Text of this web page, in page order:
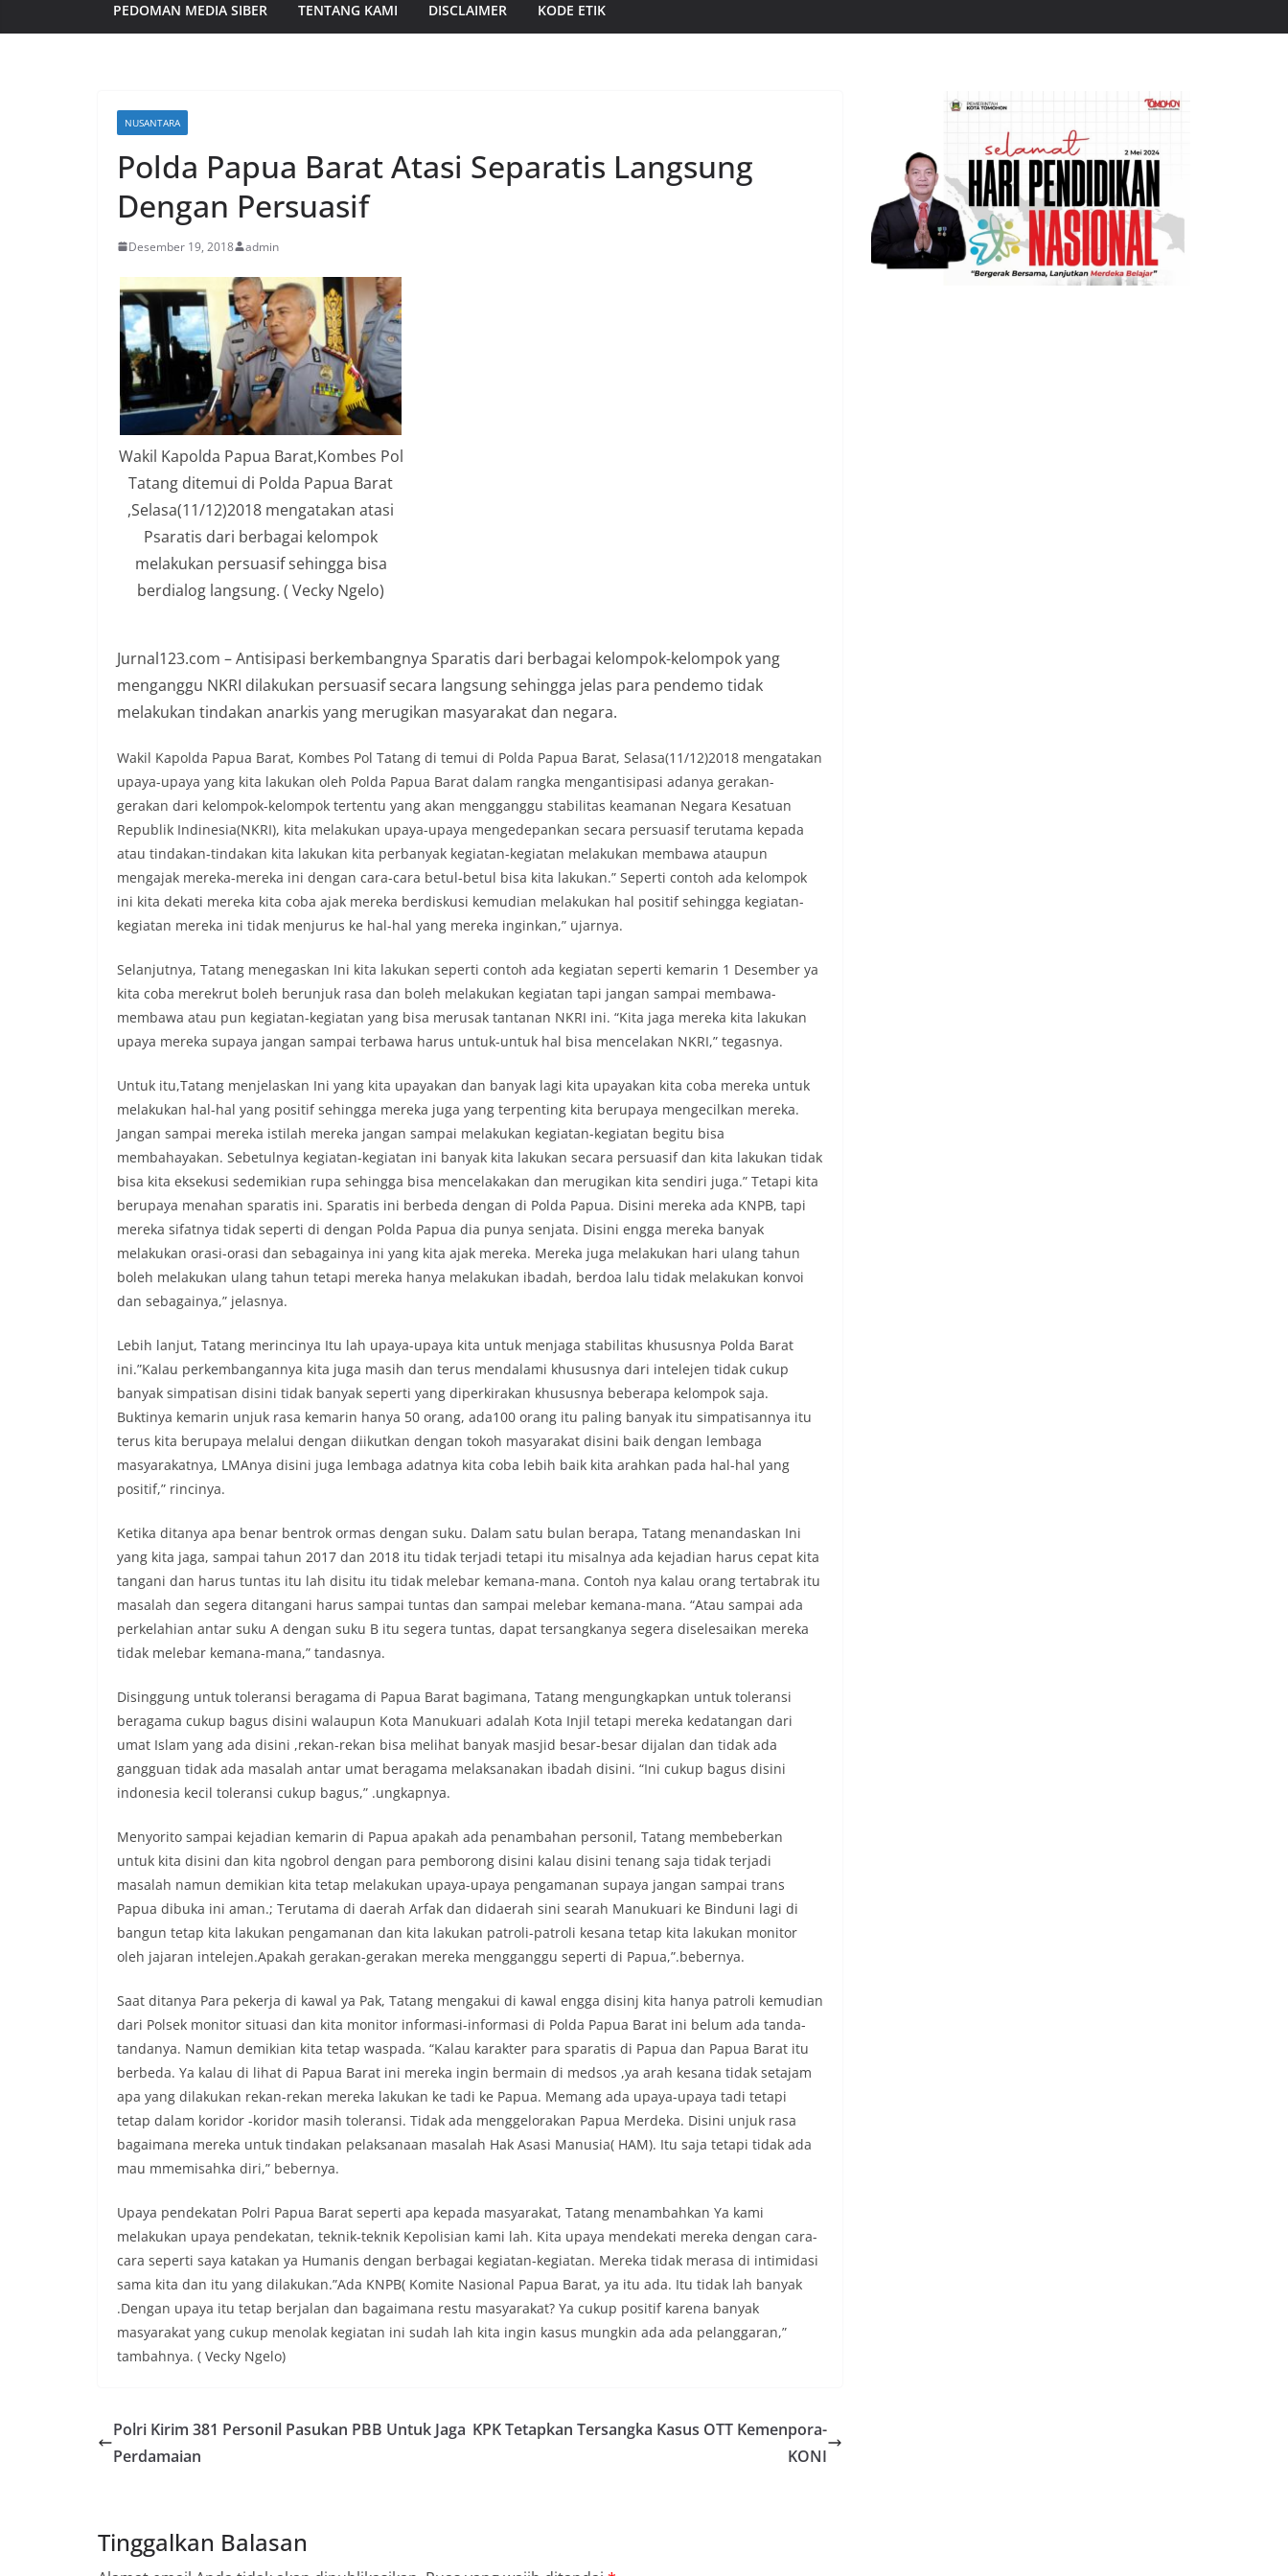
PEDOMAN MEDIA SIBER TENTANG KAMI DISCLAIMER KODE ETIK
NUSANTARA
Polda Papua Barat Atasi Separatis Langsung
Dengan Persuasif
Desember 19, 2018 admin
Wakil Kapolda Papua Barat,Kombes Pol
Tatang ditemui di Polda Papua Barat
,Selasa(11/12)2018 mengatakan atasi
Psaratis dari berbagai kelompok
melakukan persuasif sehingga bisa
berdialog langsung. ( Vecky Ngelo)
Jurnal123.com – Antisipasi berkembangnya Sparatis dari berbagai kelompok-kelompok yang
menganggu NKRI dilakukan persuasif secara langsung sehingga jelas para pendemo tidak
melakukan tindakan anarkis yang merugikan masyarakat dan negara.
Wakil Kapolda Papua Barat, Kombes Pol Tatang di temui di Polda Papua Barat, Selasa(11/12)2018 mengatakan
upaya-upaya yang kita lakukan oleh Polda Papua Barat dalam rangka mengantisipasi adanya gerakan-
gerakan dari kelompok-kelompok tertentu yang akan mengganggu stabilitas keamanan Negara Kesatuan
Republik Indinesia(NKRI), kita melakukan upaya-upaya mengedepankan secara persuasif terutama kepada
atau tindakan-tindakan kita lakukan kita perbanyak kegiatan-kegiatan melakukan membawa ataupun
mengajak mereka-mereka ini dengan cara-cara betul-betul bisa kita lakukan.” Seperti contoh ada kelompok
ini kita dekati mereka kita coba ajak mereka berdiskusi kemudian melakukan hal positif sehingga kegiatan-
kegiatan mereka ini tidak menjurus ke hal-hal yang mereka inginkan,” ujarnya.
Selanjutnya, Tatang menegaskan Ini kita lakukan seperti contoh ada kegiatan seperti kemarin 1 Desember ya
kita coba merekrut boleh berunjuk rasa dan boleh melakukan kegiatan tapi jangan sampai membawa-
membawa atau pun kegiatan-kegiatan yang bisa merusak tantanan NKRI ini. “Kita jaga mereka kita lakukan
upaya mereka supaya jangan sampai terbawa harus untuk-untuk hal bisa mencelakan NKRI,” tegasnya.
Untuk itu,Tatang menjelaskan Ini yang kita upayakan dan banyak lagi kita upayakan kita coba mereka untuk
melakukan hal-hal yang positif sehingga mereka juga yang terpenting kita berupaya mengecilkan mereka.
Jangan sampai mereka istilah mereka jangan sampai melakukan kegiatan-kegiatan begitu bisa
membahayakan. Sebetulnya kegiatan-kegiatan ini banyak kita lakukan secara persuasif dan kita lakukan tidak
bisa kita eksekusi sedemikian rupa sehingga bisa mencelakakan dan merugikan kita sendiri juga.” Tetapi kita
berupaya menahan sparatis ini. Sparatis ini berbeda dengan di Polda Papua. Disini mereka ada KNPB, tapi
mereka sifatnya tidak seperti di dengan Polda Papua dia punya senjata. Disini engga mereka banyak
melakukan orasi-orasi dan sebagainya ini yang kita ajak mereka. Mereka juga melakukan hari ulang tahun
boleh melakukan ulang tahun tetapi mereka hanya melakukan ibadah, berdoa lalu tidak melakukan konvoi
dan sebagainya,” jelasnya.
Lebih lanjut, Tatang merincinya Itu lah upaya-upaya kita untuk menjaga stabilitas khususnya Polda Barat
ini.”Kalau perkembangannya kita juga masih dan terus mendalami khususnya dari intelejen tidak cukup
banyak simpatisan disini tidak banyak seperti yang diperkirakan khususnya beberapa kelompok saja.
Buktinya kemarin unjuk rasa kemarin hanya 50 orang, ada100 orang itu paling banyak itu simpatisannya itu
terus kita berupaya melalui dengan diikutkan dengan tokoh masyarakat disini baik dengan lembaga
masyarakatnya, LMAnya disini juga lembaga adatnya kita coba lebih baik kita arahkan pada hal-hal yang
positif,” rincinya.
Ketika ditanya apa benar bentrok ormas dengan suku. Dalam satu bulan berapa, Tatang menandaskan Ini
yang kita jaga, sampai tahun 2017 dan 2018 itu tidak terjadi tetapi itu misalnya ada kejadian harus cepat kita
tangani dan harus tuntas itu lah disitu itu tidak melebar kemana-mana. Contoh nya kalau orang tertabrak itu
masalah dan segera ditangani harus sampai tuntas dan sampai melebar kemana-mana. “Atau sampai ada
perkelahian antar suku A dengan suku B itu segera tuntas, dapat tersangkanya segera diselesaikan mereka
tidak melebar kemana-mana,” tandasnya.
Disinggung untuk toleransi beragama di Papua Barat bagimana, Tatang mengungkapkan untuk toleransi
beragama cukup bagus disini walaupun Kota Manukuari adalah Kota Injil tetapi mereka kedatangan dari
umat Islam yang ada disini ,rekan-rekan bisa melihat banyak masjid besar-besar dijalan dan tidak ada
gangguan tidak ada masalah antar umat beragama melaksanakan ibadah disini. “Ini cukup bagus disini
indonesia kecil toleransi cukup bagus,” .ungkapnya.
Menyorito sampai kejadian kemarin di Papua apakah ada penambahan personil, Tatang membeberkan
untuk kita disini dan kita ngobrol dengan para pemborong disini kalau disini tenang saja tidak terjadi
masalah namun demikian kita tetap melakukan upaya-upaya pengamanan supaya jangan sampai trans
Papua dibuka ini aman.; Terutama di daerah Arfak dan didaerah sini searah Manukuari ke Binduni lagi di
bangun tetap kita lakukan pengamanan dan kita lakukan patroli-patroli kesana tetap kita lakukan monitor
oleh jajaran intelejen.Apakah gerakan-gerakan mereka mengganggu seperti di Papua,”.bebernya.
Saat ditanya Para pekerja di kawal ya Pak, Tatang mengakui di kawal engga disinj kita hanya patroli kemudian
dari Polsek monitor situasi dan kita monitor informasi-informasi di Polda Papua Barat ini belum ada tanda-
tandanya. Namun demikian kita tetap waspada. “Kalau karakter para sparatis di Papua dan Papua Barat itu
berbeda. Ya kalau di lihat di Papua Barat ini mereka ingin bermain di medsos ,ya arah kesana tidak setajam
apa yang dilakukan rekan-rekan mereka lakukan ke tadi ke Papua. Memang ada upaya-upaya tadi tetapi
tetap dalam koridor -koridor masih toleransi. Tidak ada menggelorakan Papua Merdeka. Disini unjuk rasa
bagaimana mereka untuk tindakan pelaksanaan masalah Hak Asasi Manusia( HAM). Itu saja tetapi tidak ada
mau mmemisahka diri,” bebernya.
Upaya pendekatan Polri Papua Barat seperti apa kepada masyarakat, Tatang menambahkan Ya kami
melakukan upaya pendekatan, teknik-teknik Kepolisian kami lah. Kita upaya mendekati mereka dengan cara-
cara seperti saya katakan ya Humanis dengan berbagai kegiatan-kegiatan. Mereka tidak merasa di intimidasi
sama kita dan itu yang dilakukan.”Ada KNPB( Komite Nasional Papua Barat, ya itu ada. Itu tidak lah banyak
.Dengan upaya itu tetap berjalan dan bagaimana restu masyarakat? Ya cukup positif karena banyak
masyarakat yang cukup menolak kegiatan ini sudah lah kita ingin kasus mungkin ada ada pelanggaran,”
tambahnya. ( Vecky Ngelo)
Polri Kirim 381 Personil Pasukan PBB Untuk Jaga
Perdamaian
KPK Tetapkan Tersangka Kasus OTT Kemenpora-
KONI
Tinggalkan Balasan